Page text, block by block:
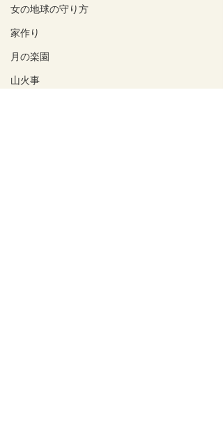
女の地球の守り方
家作り
月の楽園
山火事